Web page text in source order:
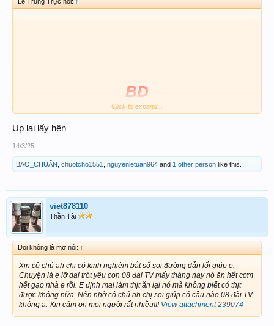
BD
32 bl mạnh, lót 23bl
Click to expand...
Up lại lấy hên
14/3/25
BAO_CHUẨN chuotcho1551 nguyenletuan964 and 1 other person like this.
viet878110
Thần Tài
Doi không là mơ nói: ↑
Xin cô chú ah chị có kinh nghiệm bắt số soi đường dẫn lối giúp e.
Chuyện là e lỡ dại trót yêu con 08 đài TV mấy tháng nay nó ăn hết cơm
hết gạo nhà e rồi. E định mai làm thịt ăn lại nó mà không biết có thịt
được không nữa. Nên nhờ cô chú ah chị soi giúp có cầu nào 08 đài TV
không ạ. Xin cảm ơn mọi người rất nhiều!!! View attachment 239074